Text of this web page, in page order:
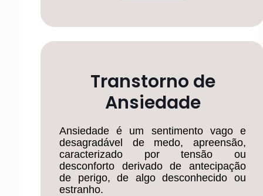
Transtorno de
Ansiedade
Ansiedade é um sentimento vago e
desagradável de medo, apreensão,
caracterizado por tensão ou
desconforto derivado de antecipação
de perigo, de algo desconhecido ou
estranho.